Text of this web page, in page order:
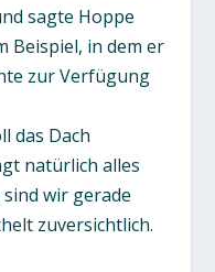
sagte Hoppe
Beispiel, in dem er
zur Verfügung
das Dach
natürlich alles
wir gerade
zuversichtlich.